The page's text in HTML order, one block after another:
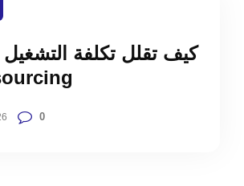
كيف تقلل تكلفة
0